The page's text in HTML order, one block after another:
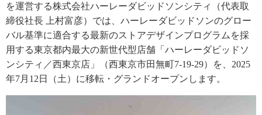
を運営する株式会社ハーレーダビッドソンシティ（代表取
締役社長 上村富彦）では、ハーレーダビッドソンのグロー
バル基準に適合する最新のストアデザインプログラムを採
用する東京都内最大の新世代型店舗「ハーレーダビッドソ
ンシティ／西東京店」（西東京市田無町7-19-29）を、2025
年7月12日（土）に移転・グランドオープンします。